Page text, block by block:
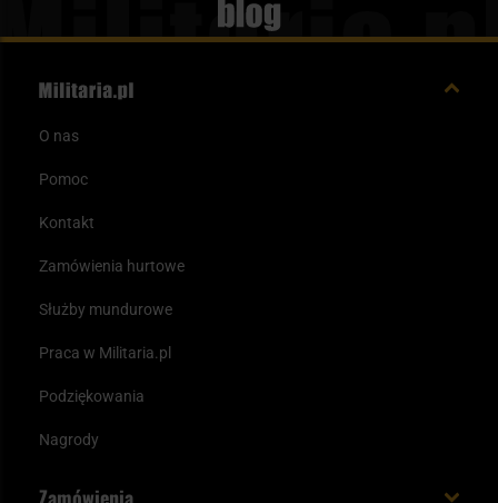
Blog
O nas
Pomoc
Kontakt
Zamówienia hurtowe
Służby mundurowe
Praca w Militaria.pl
Podziękowania
Nagrody